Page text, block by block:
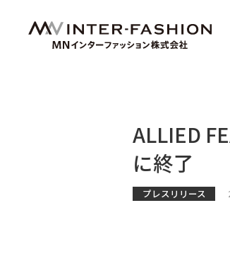
ALLIED
に終了
プレスリリース